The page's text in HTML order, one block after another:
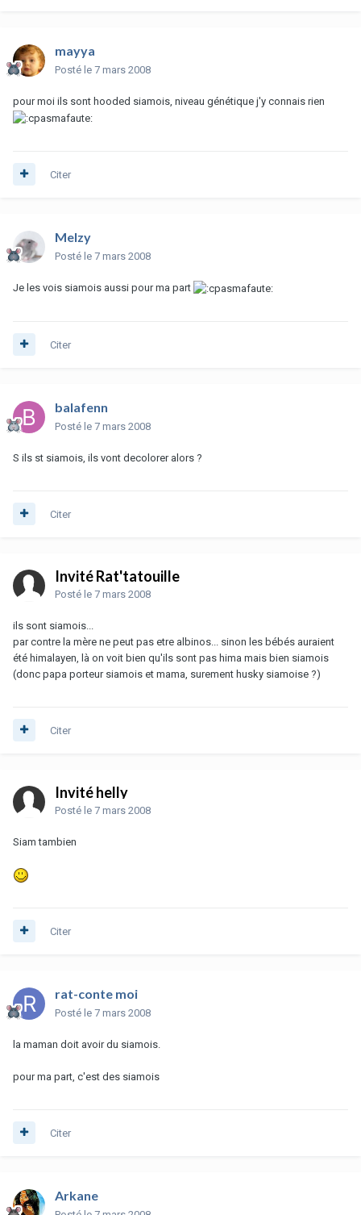
mayya
Posté le 7 mars 2008
pour moi ils sont hooded siamois, niveau génétique j'y connais rien
Citer
Melzy
Posté le 7 mars 2008
Je les vois siamois aussi pour ma part
Citer
balafenn
Posté le 7 mars 2008
S ils st siamois, ils vont decolorer alors ?
Citer
Invité Rat'tatouille
Posté le 7 mars 2008
ils sont siamois...
par contre la mère ne peut pas etre albinos... sinon les bébés auraient
été himalayen, là on voit bien qu'ils sont pas hima mais bien siamois
(donc papa porteur siamois et mama, surement husky siamoise ?)
Citer
Invité helly
Posté le 7 mars 2008
Siam tambien
Citer
rat-conte moi
Posté le 7 mars 2008
la maman doit avoir du siamois.
pour ma part, c'est des siamois
Citer
Arkane